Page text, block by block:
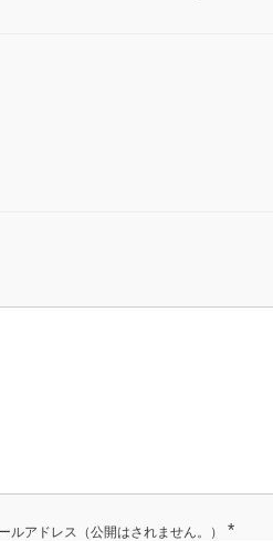
ルアドレス（公開はされません。） *